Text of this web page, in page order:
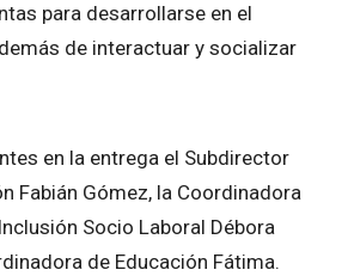
para desarrollarse en el
de interactuar y socializar
en la entrega el Subdirector
Fabián Gómez, la Coordinadora
Socio Laboral Débora
de Educación Fátima.